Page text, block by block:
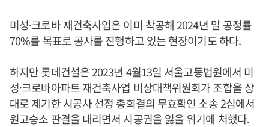
미성·크로바 재건축사업은 이미 착공해 2024년 말 공정률
70%를 목표로 공사를 진행하고 있는 현장이기도 하다.
하지만 롯데건설은 2023년 4월13일 서울고등법원에서 미
성·크로바아파트 재건축사업 비상대책위원회가 조합을 상
대로 제기한 시공사 선정 총회결의 무효확인 소송 2심에서
원고승소 판결을 내리면서 시공권을 잃을 위기에 처했다.